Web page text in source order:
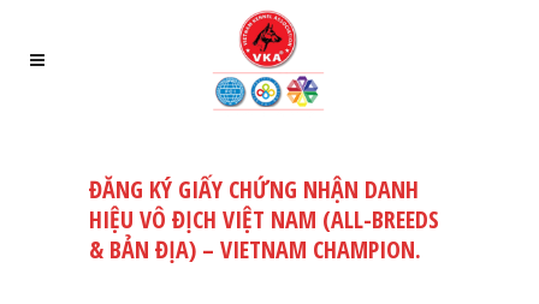
ĐĂNG KÝ GIẤY CHỨNG NHẬN DANH
HIỆU VÔ ĐỊCH VIỆT NAM (ALL-BREEDS
& BẢN ĐỊA) – VIETNAM CHAMPION.